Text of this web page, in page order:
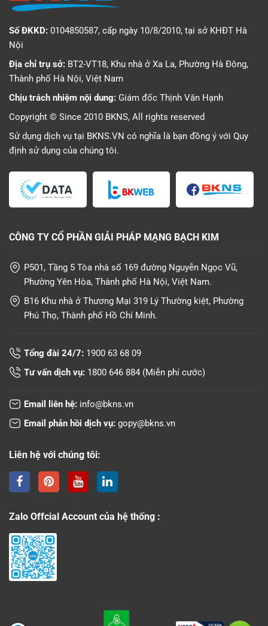
Số ĐKKD: 0104850587, cấp ngày 10/8/2010, tại sở KHĐT Hà
Nội
Địa chỉ trụ sở: BT2-VT18, Khu nhà ở Xa La, Phường Hà Đông,
Thành phố Hà Nội, Việt Nam
Chịu trách nhiệm nội dung: Giám đốc Thịnh Văn Hạnh
Copyright © Since 2010 BKNS, All rights reserved
Sử dụng dịch vụ tại BKNS.VN có nghĩa là bạn đồng ý với Quy
định sử dụng của chúng tôi.
CÔNG TY CỔ PHẦN GIẢI PHÁP MẠNG BẠCH KIM
P501, Tầng 5 Tòa nhà số 169 đường Nguyễn Ngọc Vũ,
Phường Yên Hòa, Thành phố Hà Nội, Việt Nam.
B16 Khu nhà ở Thương Mại 319 Lý Thường kiệt, Phường
Phú Thọ, Thành phố Hồ Chí Minh.
Tổng đài 24/7: 1900 63 68 09
Tư vấn dịch vụ: 1800 646 884 (Miễn phí cước)
Email liên hệ: info@bkns.vn
Email phản hồi dịch vụ: gopy@bkns.vn
Liên hệ với chúng tôi:
Zalo Offcial Account của hệ thống :